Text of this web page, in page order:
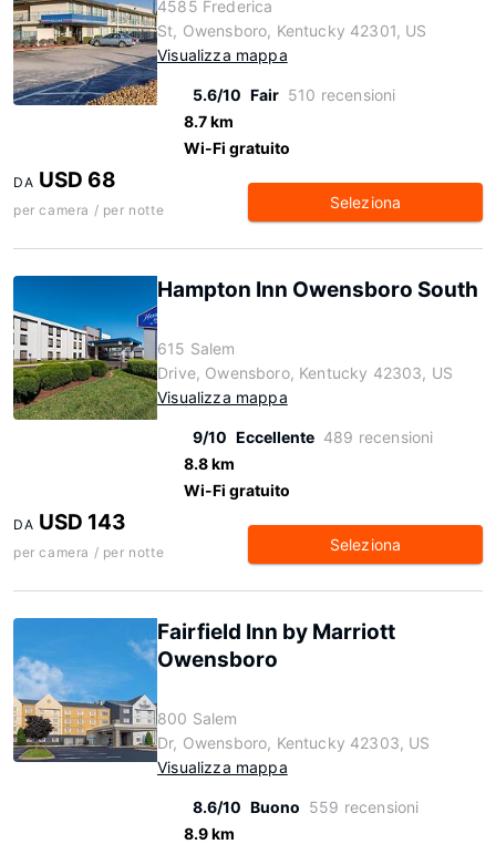
4585 Frederica
St, Owensboro, Kentucky 42301, US
Visualizza mappa
5.6/10 Fair 510 recensioni
8.7 km
Wi-Fi gratuito
DA USD 68
per camera / per notte Seleziona
Hampton Inn Owensboro South
615 Salem
Drive, Owensboro, Kentucky 42303, US
Visualizza mappa
9/10 Eccellente 489 recensioni
8.8 km
Wi-Fi gratuito
DA USD 143
per camera / per notte Seleziona
Fairfield Inn by Marriott
Owensboro
800 Salem
Dr, Owensboro, Kentucky 42303, US
Visualizza mappa
8.6/10 Buono 559 recensioni
8.9 km